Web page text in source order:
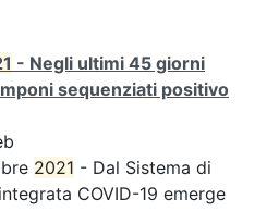
- Negli ultimi 45 giorni
sequenziati positivo
2021 - Dal Sistema di
COVID-19 emerge